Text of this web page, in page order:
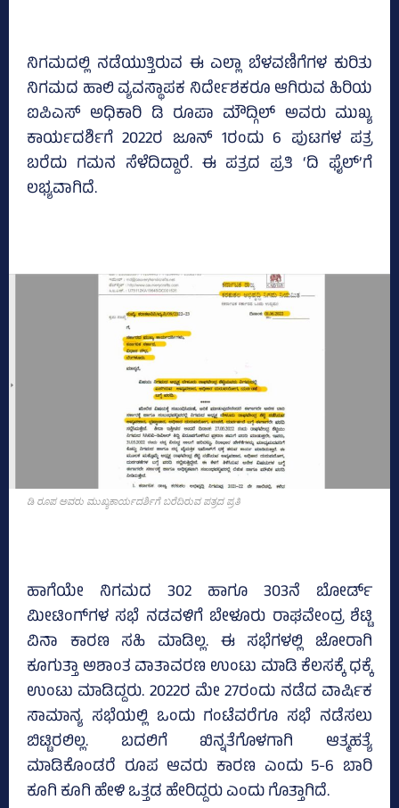
ನಿಗಮದಲ್ಲಿ ನಡೆಯುತ್ತಿರುವ ಈ ಎಲ್ಲಾ ಬೆಳವಣಿಗೆಗಳ ಕುರಿತು
ನಿಗಮದ ಹಾಲಿ ವ್ಯವಸ್ಥಾಪಕ ನಿರ್ದೇಶಕರೂ ಆಗಿರುವ ಹಿರಿಯ
ಐಪಿಎಸ್‌ ಅಧಿಕಾರಿ ಡಿ ರೂಪಾ ಮೌದ್ಗಿಲ್‌ ಅವರು ಮುಖ್ಯ
ಕಾರ್ಯದರ್ಶಿಗೆ 2022ರ ಜೂನ್‌ 1ರಂದು 6 ಪುಟಗಳ ಪತ್ರ
ಬರೆದು ಗಮನ ಸೆಳೆದಿದ್ದಾರೆ. ಈ ಪತ್ರದ ಪ್ರತಿ ‘ದಿ ಫೈಲ್‌’ಗೆ
ಲಭ್ಯವಾಗಿದೆ.
ಡಿ ರೂಪ ಅವರು ಮುಖ್ಯಕಾರ್ಯದರ್ಶಿಗೆ ಬರೆದಿರುವ ಪತ್ರದ ಪ್ರತಿ
ಹಾಗೆಯೇ ನಿಗಮದ 302 ಹಾಗೂ 303ನೆ ಬೋರ್ಡ್
ಮೀಟಿಂಗ್‌ಗಳ ಸಭೆ ನಡವಳಿಗೆ ಬೇಳೂರು ರಾಘವೇಂದ್ರ ಶೆಟ್ಟಿ
ವಿನಾ ಕಾರಣ ಸಹಿ ಮಾಡಿಲ್ಲ. ಈ ಸಭೆಗಳಲ್ಲಿ ಜೋರಾಗಿ
ಕೂಗುತ್ತಾ ಅಶಾಂತ ವಾತಾವರಣ ಉಂಟು ಮಾಡಿ ಕೆಲಸಕ್ಕೆ ಧಕ್ಕೆ
ಉಂಟು ಮಾಡಿದ್ದರು. 2022ರ ಮೇ 27ರಂದು ನಡೆದ ವಾರ್ಷಿಕ
ಸಾಮಾನ್ಯ ಸಭೆಯಲ್ಲಿ ಒಂದು ಗಂಟೆವರೆಗೂ ಸಭೆ ನಡೆಸಲು
ಬಿಟ್ಟಿರಲಿಲ್ಲ. ಬದಲಿಗೆ ಖಿನ್ನತೆಗೊಳಗಾಗಿ ಆತ್ಮಹತ್ಯೆ
ಮಾಡಿಕೊಂಡರೆ ರೂಪ ಆವರು ಕಾರಣ ಎಂದು 5-6 ಬಾರಿ
ಕೂಗಿ ಕೂಗಿ ಹೇಳಿ ಒತ್ತಡ ಹೇರಿದ್ದರು ಎಂದು ಗೊತ್ತಾಗಿದೆ.